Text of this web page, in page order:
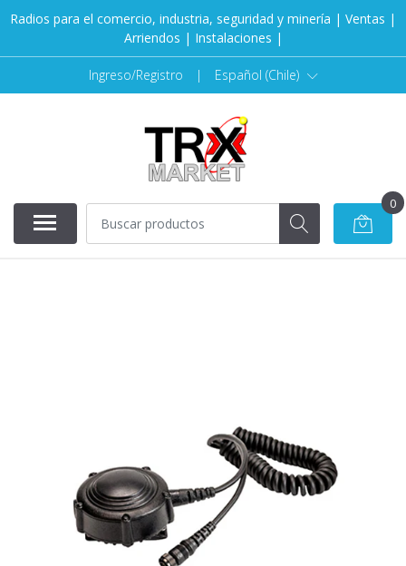
Radios para el comercio, industria, seguridad y minería | Ventas |
Arriendos | Instalaciones |
Ingreso/Registro | Español (Chile)
0